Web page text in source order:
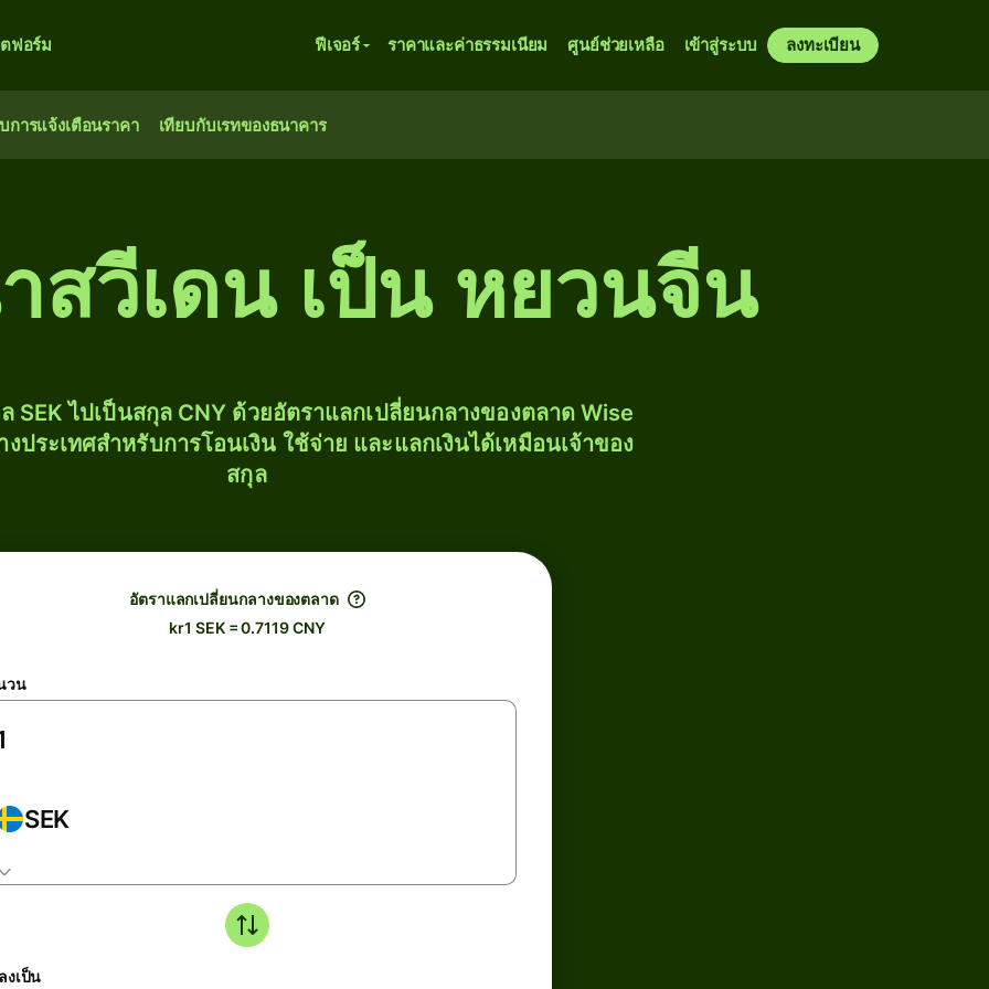
ฟอร์ม ฟีเจอร์ ราคาและค่าธรรมเนียม ศูนย์ช่วยเหลือ เข้าสู่ระบบ ลงทะเบียน
การแจ้งเตือนราคา เทียบกับเรทของธนาคาร
สวีเดน เป็น หยวนจีน
SEK ไปเป็นสกุล CNY ด้วยอัตราแลกเปลี่ยนกลางของตลาด Wise
ประเทศสำหรับการโอนเงิน ใช้จ่าย และแลกเงินได้เหมือนเจ้าของ
สกุล
อัตราแลกเปลี่ยนกลางของตลาด
kr1 SEK = 0.7119 CNY
วน
SEK
งเป็น